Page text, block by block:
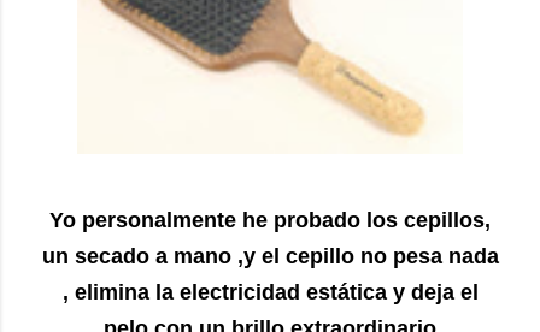
Yo personalmente he probado los cepillos,
un secado a mano ,y el cepillo no pesa nada
, elimina la electricidad estática y deja el